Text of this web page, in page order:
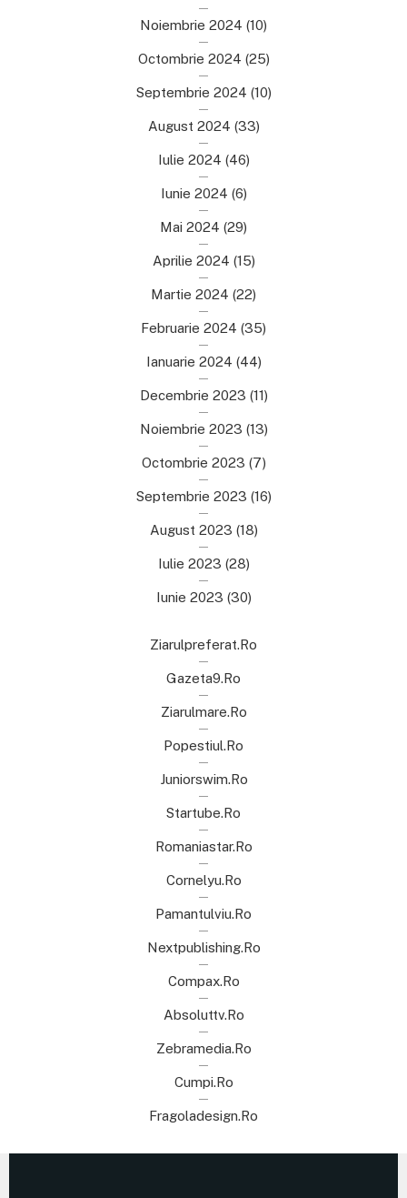
Noiembrie 2024 (10)
Octombrie 2024 (25)
Septembrie 2024 (10)
August 2024 (33)
Iulie 2024 (46)
Iunie 2024 (6)
Mai 2024 (29)
Aprilie 2024 (15)
Martie 2024 (22)
Februarie 2024 (35)
Ianuarie 2024 (44)
Decembrie 2023 (11)
Noiembrie 2023 (13)
Octombrie 2023 (7)
Septembrie 2023 (16)
August 2023 (18)
Iulie 2023 (28)
Iunie 2023 (30)
Ziarulpreferat.ro
Gazeta9.ro
Ziarulmare.ro
Popestiul.ro
Juniorswim.ro
Startube.ro
Romaniastar.ro
Cornelyu.ro
Pamantulviu.ro
Nextpublishing.ro
Compax.ro
Absoluttv.ro
Zebramedia.ro
Cumpi.ro
Fragoladesign.ro